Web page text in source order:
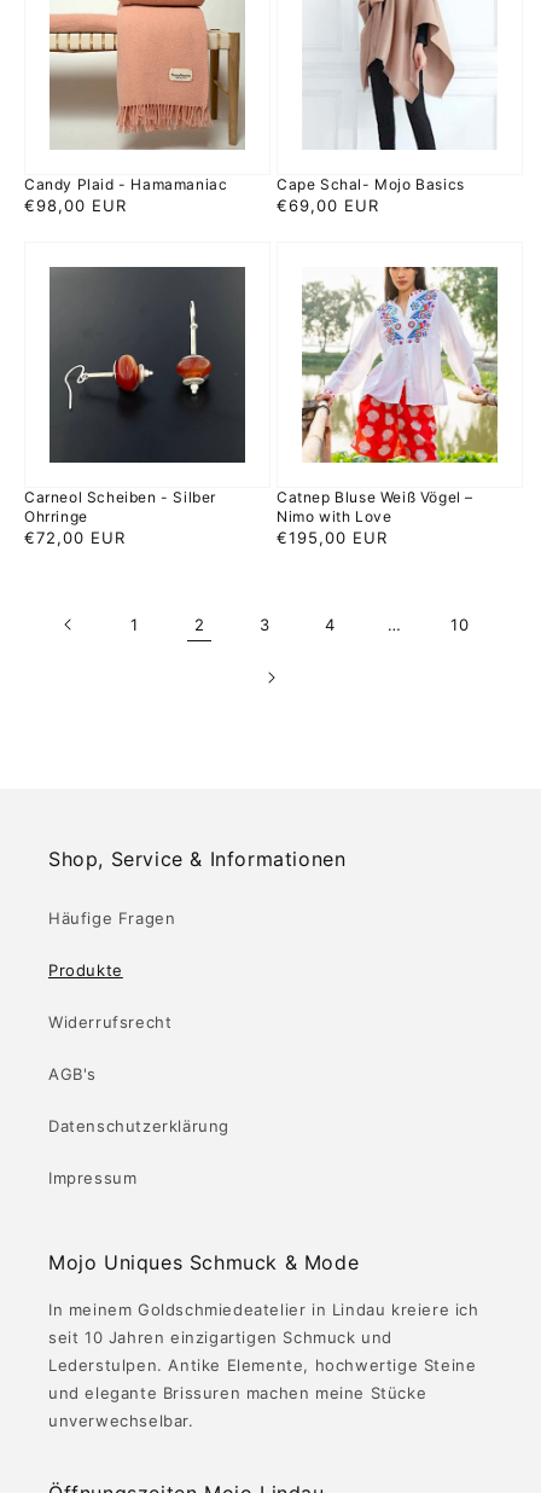
Hamamaniac
Candy Plaid - Hamamaniac
Normaler
€98,00 EUR
Cape Schal- Mojo Basics
Normaler
€69,00 EUR
Ohrringe
Carneol Scheiben - Silber
Ohrringe
Normaler
€72,00 EUR
Bluse
Weiß
Vögel
Nimo
with
Love
Catnep Bluse Weiß Vögel –
Nimo with Love
Normaler
€195,00 EUR
1 2 3 4 … 10
Shop, Service & Informationen
Häufige Fragen
Produkte
Widerrufsrecht
AGB's
Datenschutzerklärung
Impressum
Mojo Uniques Schmuck & Mode
In meinem Goldschmiedeatelier in Lindau kreiere ich
seit 10 Jahren einzigartigen Schmuck und
Lederstulpen. Antike Elemente, hochwertige Steine
und elegante Brissuren machen meine Stücke
unverwechselbar.